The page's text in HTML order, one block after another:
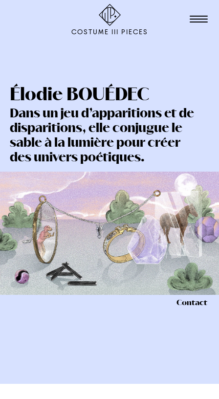
COSTUME III PIECES
STUDIO
ÉDITION
FILM & ANIMATION
SCÉNOGRAPHIE
PACKAGING
SHOOTING
L'AGENCE
CONTACT
Élodie BOUÉDEC
Dans un jeu d’apparitions et de
disparitions, elle conjugue le
sable à la lumière pour créer
des univers poétiques.
Contact